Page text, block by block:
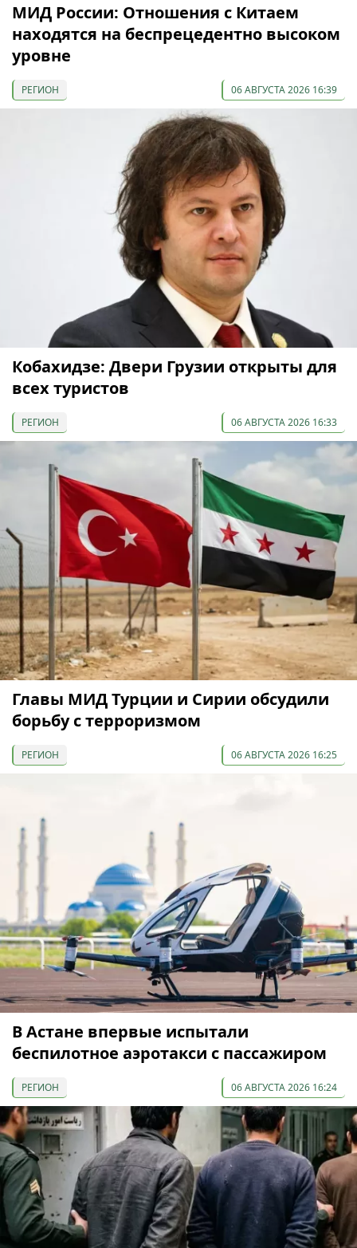
МИД России: Отношения с Китаем
находятся на беспрецедентно высоком
уровне
РЕГИОН 06 АВГУСТА 2026 16:39
Кобахидзе: Двери Грузии открыты для
всех туристов
РЕГИОН 06 АВГУСТА 2026 16:33
Главы МИД Турции и Сирии обсудили
борьбу с терроризмом
РЕГИОН 06 АВГУСТА 2026 16:25
В Астане впервые испытали
беспилотное аэротакси с пассажиром
РЕГИОН 06 АВГУСТА 2026 16:24